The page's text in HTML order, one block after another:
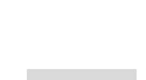
previous element